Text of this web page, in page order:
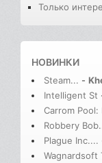
Только
НОВИНКИ
Steam... -
Intelligent St
Carrom Pool:
Robbery
Plague Inc....
Wagnardsoft